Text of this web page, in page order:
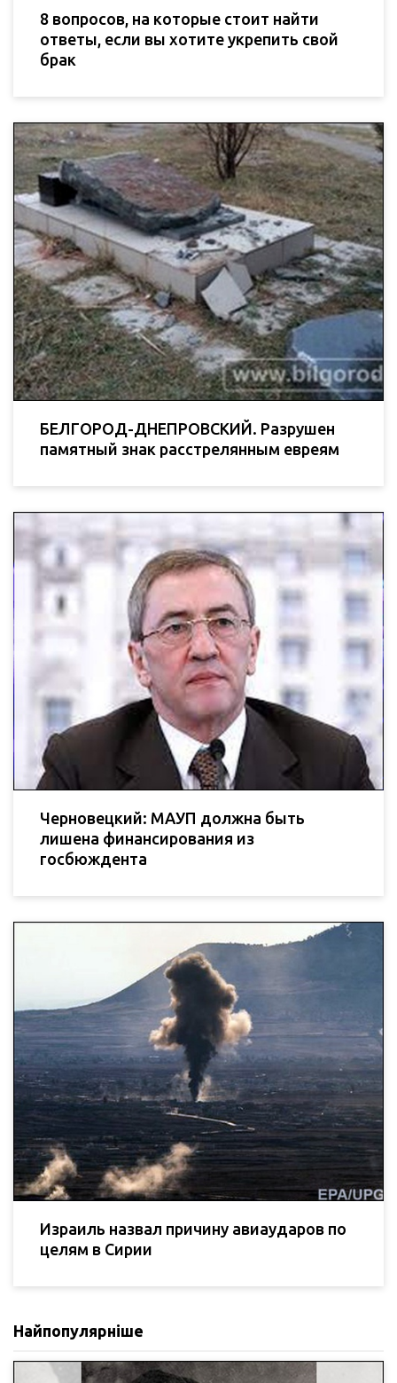
8 вопросов, на которые стоит найти
ответы, если вы хотите укрепить свой
брак
БЕЛГОРОД-ДНЕПРОВСКИЙ. Разрушен
памятный знак расстрелянным евреям
Черновецкий: МАУП должна быть
лишена финансирования из
госбюждента
Израиль назвал причину авиаударов по
целям в Сирии
Найпопулярніше